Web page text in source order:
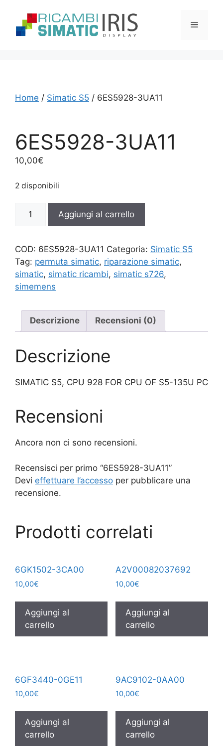
contenuto
Menu
Home / Simatic S5 / 6ES5928-3UA11
6ES5928-3UA11
10,00€
2 disponibili
3UA11
Aggiungi al carrello
COD: 6ES5928-3UA11 Categoria: Simatic S5
Tag: permuta simatic, riparazione simatic,
simatic, simatic ricambi, simatic s726,
simemens
Descrizione Recensioni (0)
Descrizione
SIMATIC S5, CPU 928 FOR CPU OF S5-135U PC
Recensioni
Ancora non ci sono recensioni.
Recensisci per primo “6ES5928-3UA11”
Devi effettuare l’accesso per pubblicare una
recensione.
Prodotti correlati
6GK1502-3CA00
10,00€
Aggiungi al
carrello
A2V00082037692
10,00€
Aggiungi al
carrello
6GF3440-0GE11
10,00€
Aggiungi al
carrello
9AC9102-0AA00
10,00€
Aggiungi al
carrello